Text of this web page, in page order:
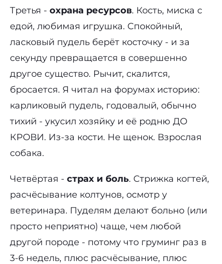
Третья - охрана ресурсов. Кость, миска с
едой, любимая игрушка. Спокойный,
ласковый пудель берёт косточку - и за
секунду превращается в совершенно
другое существо. Рычит, скалится,
бросается. Я читал на форумах историю:
карликовый пудель, годовалый, обычно
тихий - укусил хозяйку и её родню ДО
КРОВИ. Из-за кости. Не щенок. Взрослая
собака.
Четвёртая - страх и боль. Стрижка когтей,
расчёсывание колтунов, осмотр у
ветеринара. Пуделям делают больно (или
просто неприятно) чаще, чем любой
другой породе - потому что груминг раз в
3-6 недель, плюс расчёсывание, плюс